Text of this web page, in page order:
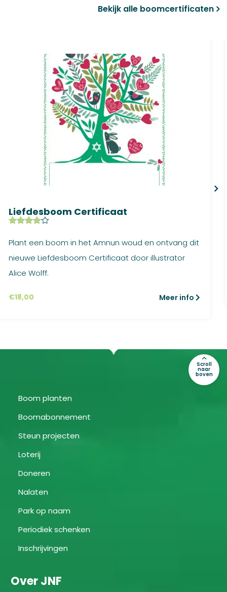
Bekijk alle boomcertificaten
Liefdesboom Certificaat
rd
4.43
op 5
gebaseer
d opklant
waardering
en
Plant een boom in het Amnun woud en ontvang dit
nieuwe Liefdesboom Certificaat door illustrator
Alice Wolff.
€18,00 Meer info
Boom planten
Boomabonnement
Steun projecten
Loterij
Doneren
Nalaten
Park op naam
Periodiek schenken
Inschrijvingen
Over JNF
Scroll
naar
boven